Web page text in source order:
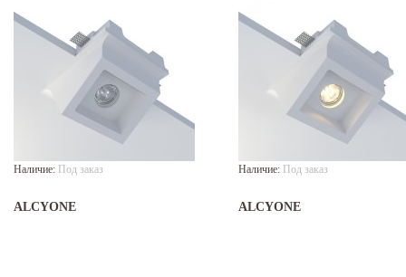
Наличие: Под заказ
ALCYONE
Наличие: Под заказ
ALCYONE